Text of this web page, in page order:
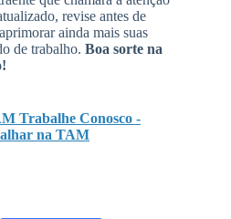
revise antes de
ainda mais suas
de trabalho. Boa sorte na
Trabalhe Conosco -
na TAM